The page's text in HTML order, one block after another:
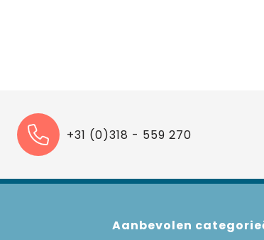
+31 (0)318 - 559 270
Aanbevolen